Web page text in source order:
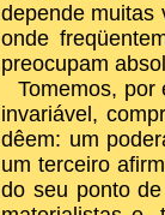
depende muitas
onde
preocupam
Tomemos, por
invariável,
dêem: um
um terceiro
do seu ponto